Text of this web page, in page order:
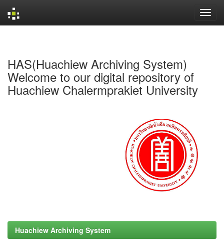
HAS(Huachiew Archiving System)
Welcome to our digital repository of
Huachiew Chalermprakiet University
Huachiew Archiving System